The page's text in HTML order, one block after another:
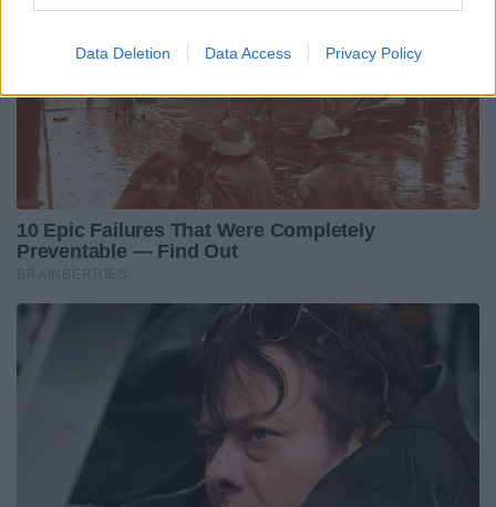
Data Deletion Data Access Privacy Policy